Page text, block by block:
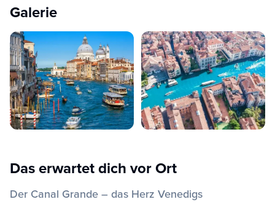
Galerie
Das erwartet dich vor Ort
Der Canal Grande – das Herz Venedigs